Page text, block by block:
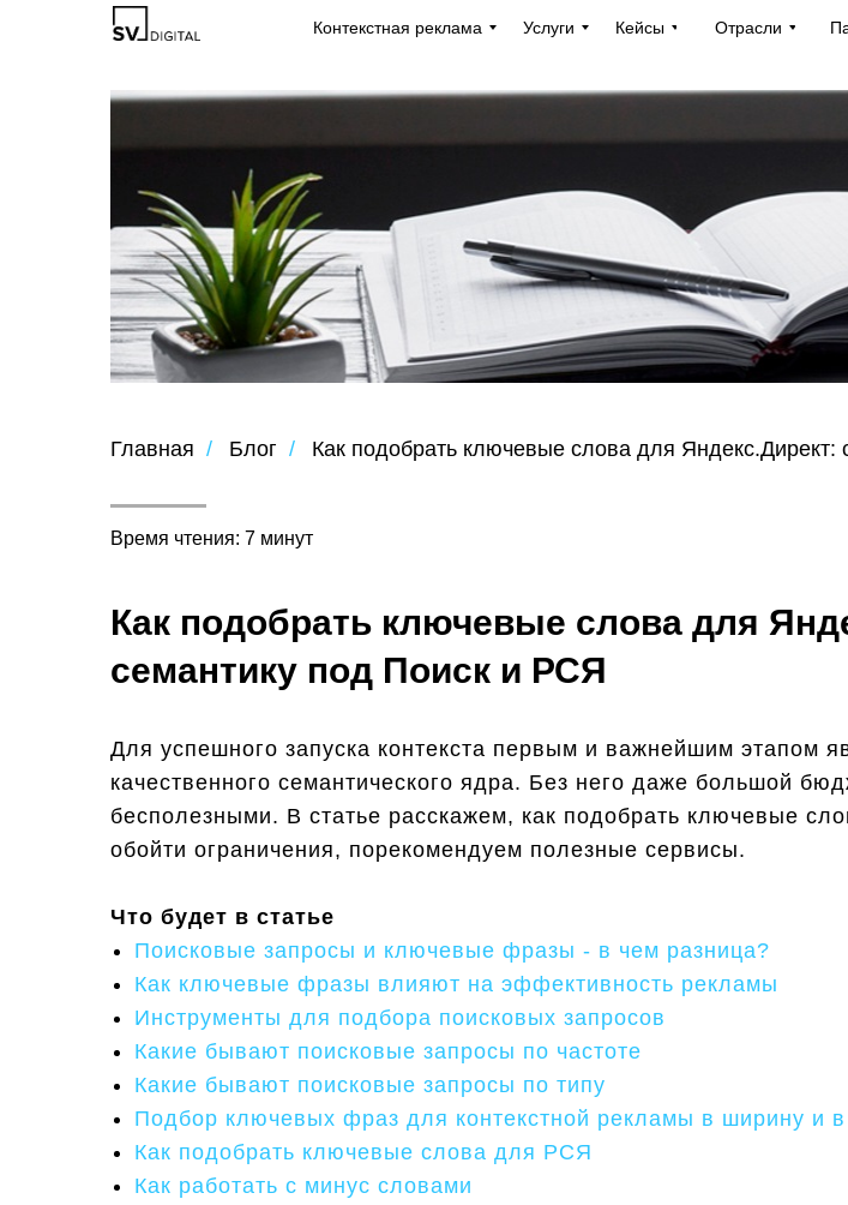
Отрасли
Услуги Кейсы
Контекстная реклама
Главная / Блог / Как подобрать ключевые слова для
Время чтения: 7 минут
Как подобрать ключевые слова для
семантику под Поиск и РСЯ
Для успешного запуска контекста первым и важнейшим этапом
качественного семантического ядра. Без него даже большой
бесполезными. В статье расскажем, как подобрать ключевые
обойти ограничения, порекомендуем полезные сервисы.
Что будет в статье
Поисковые запросы и ключевые фразы - в чем разница?
Как ключевые фразы влияют на эффективность рекламы
Инструменты для подбора поисковых запросов
Какие бывают поисковые запросы по частоте
Какие бывают поисковые запросы по типу
Подбор ключевых фраз для контекстной рекламы в ширину и в
Как подобрать ключевые слова для РСЯ
Как работать с минус словами